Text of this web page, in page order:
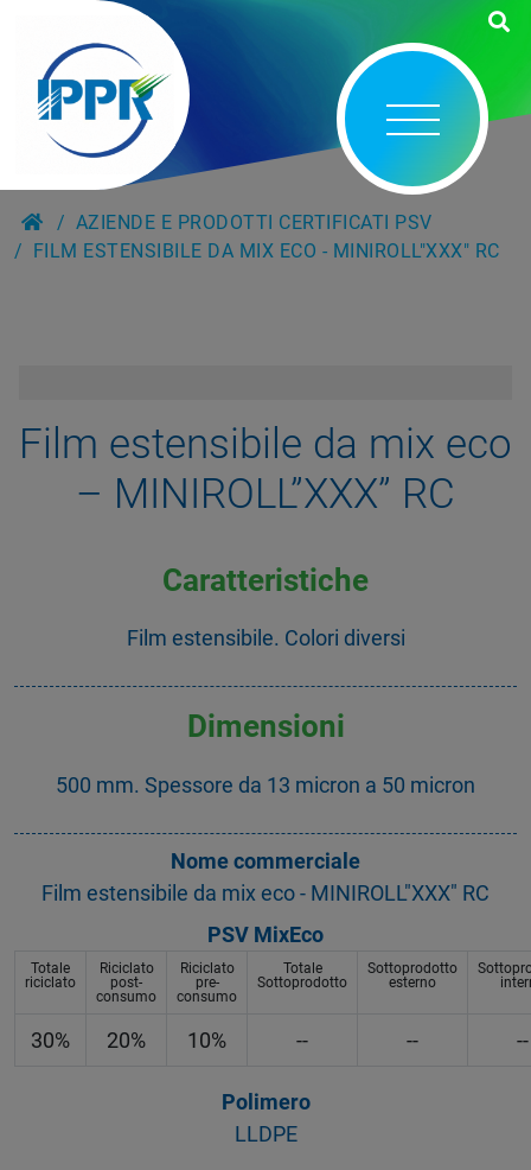
AZIENDE E PRODOTTI CERTIFICATI PSV
FILM ESTENSIBILE DA MIX ECO - MINIROLL"XXX" RC
Film estensibile da mix eco
– MINIROLL”XXX” RC
Caratteristiche
Film estensibile. Colori diversi
Dimensioni
500 mm. Spessore da 13 micron a 50 micron
Nome commerciale
Film estensibile da mix eco - MINIROLL"XXX" RC
PSV MixEco
Totale
riciclato
Riciclato
post-
consumo
Riciclato
pre-
consumo
Totale
Sottoprodotto
Sottoprodotto
esterno
30% 20% 10% -- -- --
Polimero
LLDPE